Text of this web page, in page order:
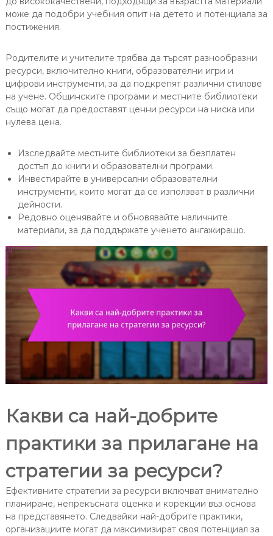
може да подобри учебния опит на детето и потенциала за
постижения.
Родителите и учителите трябва да търсят разнообразни
ресурси, включително книги, образователни игри и
цифрови инструменти, за да подкрепят различни стилове
на учене. Общинските програми и местните библиотеки
също могат да предоставят ценни ресурси на ниска или
нулева цена.
Изследвайте местните библиотеки за безплатен
достъп до книги и образователни програми.
Инвестирайте в универсални образователни
инструменти, които могат да се използват в различни
дейности.
Редовно оценявайте и обновявайте наличните
материали, за да поддържате ученето ангажиращо.
Какви са най-добрите
практики за прилагане на
стратегии за ресурси?
Ефективните стратегии за ресурси включват внимателно
планиране, непрекъсната оценка и корекции въз основа
на представянето. Следвайки най-добрите практики,
организациите могат да максимизират своя потенциал за